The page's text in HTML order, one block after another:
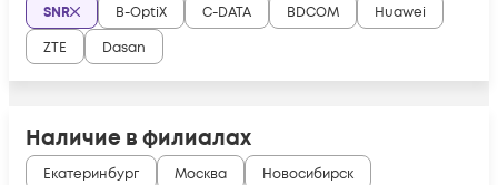
SNR B-OptiX C-DATA BDCOM
Huawei
ZTE
Dasan
Наличие в филиалах
Екатеринбург Москва
Новосибирск